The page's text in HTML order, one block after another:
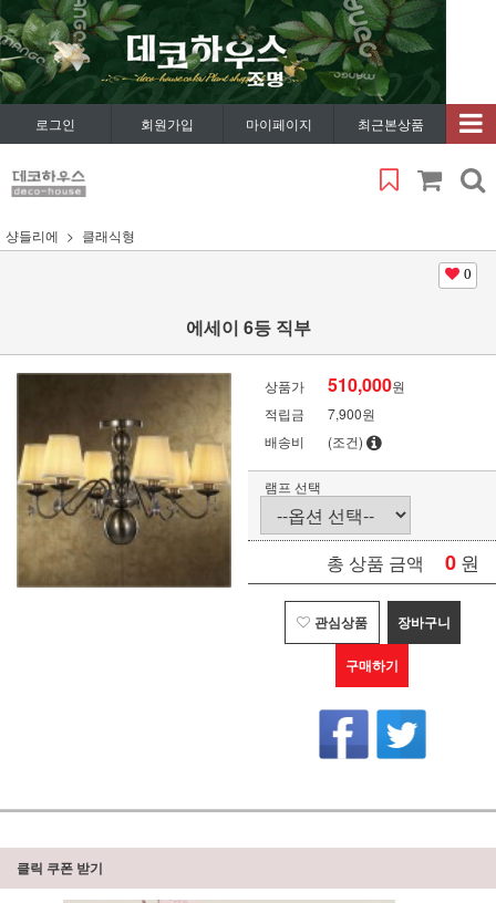
로그인 회원가입 마이페이지 최근본상품
샹들리에 클래식형
0
에세이 6등 직부
상품가 510,000원
적립금
7,900원
배송비
(조건)
램프 선택
총 상품 금액 0 원
관심상품 장바구니
구매하기
클릭 쿠폰 받기